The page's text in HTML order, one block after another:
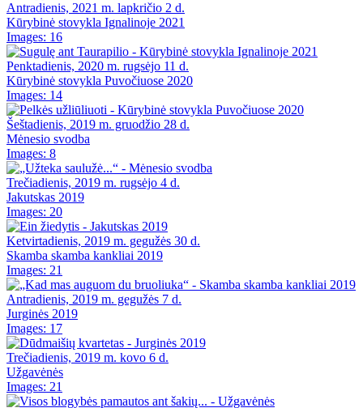
Antradienis, 2021 m. lapkričio 2 d.
Kūrybinė stovykla Ignalinoje 2021
Images: 16
Penktadienis, 2020 m. rugsėjo 11 d.
Kūrybinė stovykla Puvočiuose 2020
Images: 14
Šeštadienis, 2019 m. gruodžio 28 d.
Mėnesio svodba
Images: 8
Trečiadienis, 2019 m. rugsėjo 4 d.
Jakutskas 2019
Images: 20
Ketvirtadienis, 2019 m. gegužės 30 d.
Skamba skamba kankliai 2019
Images: 21
Antradienis, 2019 m. gegužės 7 d.
Jurginės 2019
Images: 17
Trečiadienis, 2019 m. kovo 6 d.
Užgavėnės
Images: 21